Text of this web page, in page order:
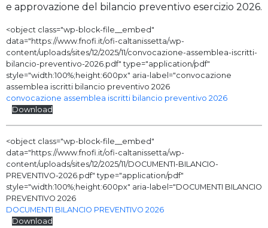
e approvazione del bilancio preventivo esercizio 2026.
<object class="wp-block-file__embed"
data="https://www.fnofi.it/ofi-caltanissetta/wp-
content/uploads/sites/12/2025/11/convocazione-assemblea-iscritti-
bilancio-preventivo-2026.pdf" type="application/pdf"
style="width:100%;height:600px" aria-label="convocazione
assemblea iscritti bilancio preventivo 2026
convocazione assemblea iscritti bilancio preventivo 2026
Download
<object class="wp-block-file__embed"
data="https://www.fnofi.it/ofi-caltanissetta/wp-
content/uploads/sites/12/2025/11/DOCUMENTI-BILANCIO-
PREVENTIVO-2026.pdf" type="application/pdf"
style="width:100%;height:600px" aria-label="DOCUMENTI BILANCIO
PREVENTIVO 2026
DOCUMENTI BILANCIO PREVENTIVO 2026
Download